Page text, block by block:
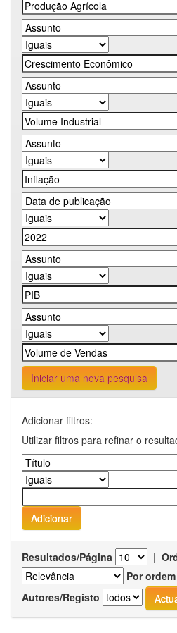
Iniciar uma nova pesquisa
Adicionar filtros:
Utilizar filtros para refinar o
Resultados/Página |
Por ordem
Autores/Registo